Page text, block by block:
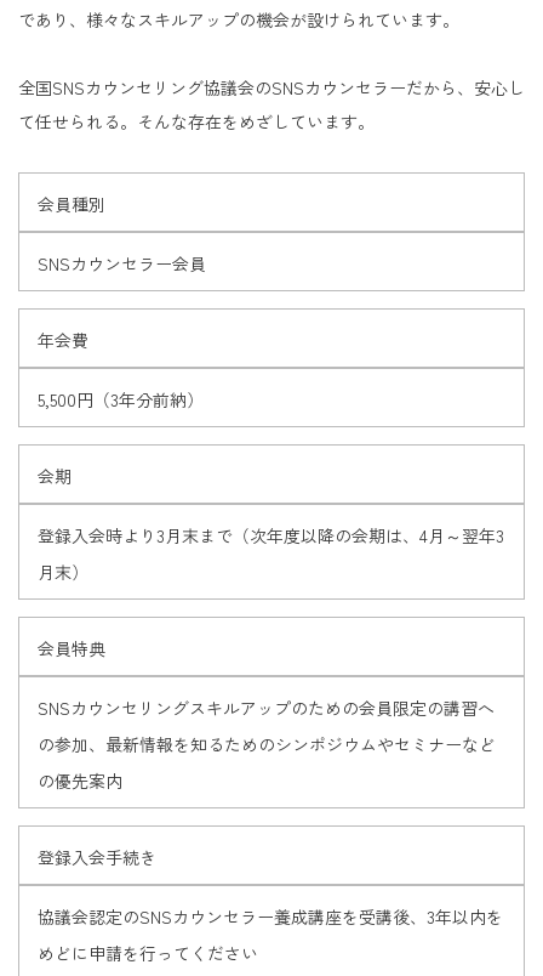
であり、様々なスキルアップの機会が設けられています。
全国SNSカウンセリング協議会のSNSカウンセラーだから、安心し
て任せられる。そんな存在をめざしています。
会員種別
SNSカウンセラー会員
年会費
5,500円（3年分前納）
会期
登録入会時より3月末まで（次年度以降の会期は、4月～翌年3
月末）
会員特典
SNSカウンセリングスキルアップのための会員限定の講習へ
の参加、最新情報を知るためのシンポジウムやセミナーなど
の優先案内
登録入会手続き
協議会認定のSNSカウンセラー養成講座を受講後、3年以内を
めどに申請を行ってください